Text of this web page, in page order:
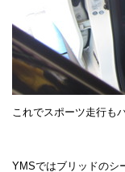
これでスポーツ走行も
YMSではブリッドのシ